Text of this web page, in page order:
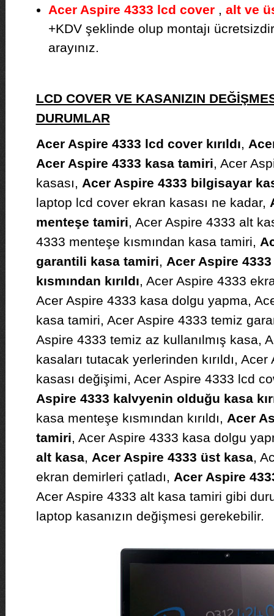
Acer Aspire 4333 lcd cover, alt ve
+KDV şeklinde olup montajı
arayınız.
LCD COVER VE KASANIZIN
DURUMLAR
Acer Aspire 4333 lcd cover kırıldı,
Acer Aspire 4333 kasa tamiri, Acer
kasası, Acer Aspire 4333 bilgisayar
laptop lcd cover ekran kasası ne kadar,
menteşe tamiri, Acer Aspire 4333 alt
4333 menteşe kısmından kasa tamiri,
garantili kasa tamiri, Acer Aspire
kısmından kırıldı, Acer Aspire 4333
Acer Aspire 4333 kasa dolgu yapma,
kasa tamiri, Acer Aspire 4333 temiz
Aspire 4333 temiz az kullanılmış kasa,
kasaları tutacak yerlerinden kırıldı,
kasası değişimi, Acer Aspire 4333 lcd
Aspire 4333 kalvyenin olduğu kasa
kasa menteşe kısmından kırıldı, Acer
tamiri, Acer Aspire 4333 kasa dolgu
alt kasa, Acer Aspire 4333 üst kasa,
ekran demirleri çatladı, Acer Aspire
Acer Aspire 4333 alt kasa tamiri gibi
laptop kasanızın değişmesi gerekebilir.